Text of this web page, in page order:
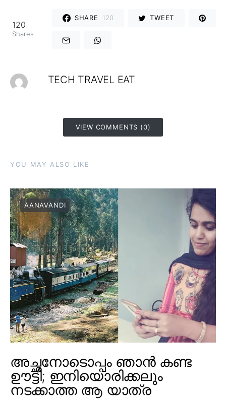
120
Shares
SHARE 120 TWEET
TECH TRAVEL EAT
VIEW COMMENTS (0)
YOU MAY ALSO LIKE
AANAVANDI
അച്ഛനോടൊപ്പം ഞാൻ കണ്ട
ഊട്ടി; ഇനിയൊരിക്കലും
നടക്കാത്ത ആ യാത്ര